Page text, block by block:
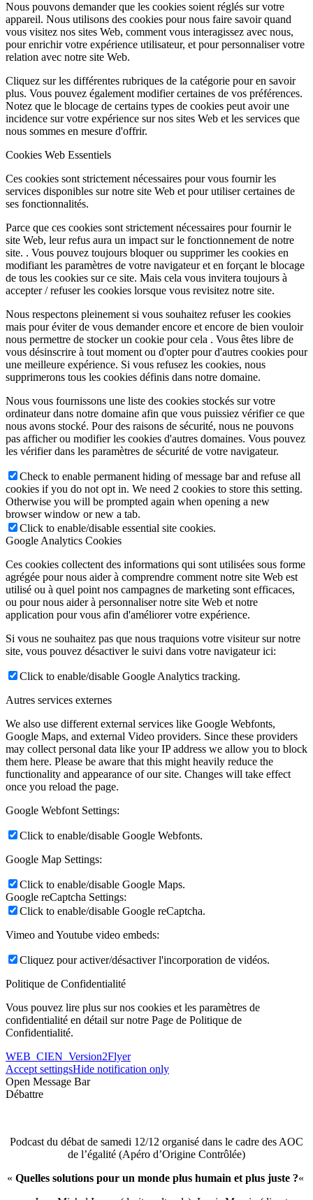
Nous pouvons demander que les cookies soient réglés sur votre
appareil. Nous utilisons des cookies pour nous faire savoir quand
vous visitez nos sites Web, comment vous interagissez avec nous,
pour enrichir votre expérience utilisateur, et pour personnaliser votre
relation avec notre site Web.
Cliquez sur les différentes rubriques de la catégorie pour en savoir
plus. Vous pouvez également modifier certaines de vos préférences.
Notez que le blocage de certains types de cookies peut avoir une
incidence sur votre expérience sur nos sites Web et les services que
nous sommes en mesure d'offrir.
Cookies Web Essentiels
Ces cookies sont strictement nécessaires pour vous fournir les
services disponibles sur notre site Web et pour utiliser certaines de
ses fonctionnalités.
Parce que ces cookies sont strictement nécessaires pour fournir le
site Web, leur refus aura un impact sur le fonctionnement de notre
site. . Vous pouvez toujours bloquer ou supprimer les cookies en
modifiant les paramètres de votre navigateur et en forçant le blocage
de tous les cookies sur ce site. Mais cela vous invitera toujours à
accepter / refuser les cookies lorsque vous revisitez notre site.
Nous respectons pleinement si vous souhaitez refuser les cookies
mais pour éviter de vous demander encore et encore de bien vouloir
nous permettre de stocker un cookie pour cela . Vous êtes libre de
vous désinscrire à tout moment ou d'opter pour d'autres cookies pour
une meilleure expérience. Si vous refusez les cookies, nous
supprimerons tous les cookies définis dans notre domaine.
Nous vous fournissons une liste des cookies stockés sur votre
ordinateur dans notre domaine afin que vous puissiez vérifier ce que
nous avons stocké. Pour des raisons de sécurité, nous ne pouvons
pas afficher ou modifier les cookies d'autres domaines. Vous pouvez
les vérifier dans les paramètres de sécurité de votre navigateur.
Check to enable permanent hiding of message bar and refuse all
cookies if you do not opt in. We need 2 cookies to store this setting.
Otherwise you will be prompted again when opening a new
browser window or new a tab.
Click to enable/disable essential site cookies.
Google Analytics Cookies
Ces cookies collectent des informations qui sont utilisées sous forme
agrégée pour nous aider à comprendre comment notre site Web est
utilisé ou à quel point nos campagnes de marketing sont efficaces,
ou pour nous aider à personnaliser notre site Web et notre
application pour vous afin d'améliorer votre expérience.
Si vous ne souhaitez pas que nous traquions votre visiteur sur notre
site, vous pouvez désactiver le suivi dans votre navigateur ici:
Click to enable/disable Google Analytics tracking.
Autres services externes
We also use different external services like Google Webfonts,
Google Maps, and external Video providers. Since these providers
may collect personal data like your IP address we allow you to block
them here. Please be aware that this might heavily reduce the
functionality and appearance of our site. Changes will take effect
once you reload the page.
Google Webfont Settings:
Click to enable/disable Google Webfonts.
Google Map Settings:
Click to enable/disable Google Maps.
Google reCaptcha Settings:
Click to enable/disable Google reCaptcha.
Vimeo and Youtube video embeds:
Cliquez pour activer/désactiver l'incorporation de vidéos.
Politique de Confidentialité
Vous pouvez lire plus sur nos cookies et les paramètres de
confidentialité en détail sur notre Page de Politique de
Confidentialité.
WEB_CIEN_Version2Flyer
Accept settingsHide notification only
Open Message Bar
Débattre
Podcast du débat de samedi 12/12 organisé dans le cadre des AOC
de l’égalité (Apéro d’Origine Contrôlée)
« Quelles solutions pour un monde plus humain et plus juste ?«